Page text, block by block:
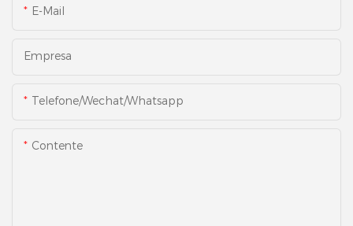
E-Mail
Empresa
Telefone/Wechat/Whatsapp
Contente